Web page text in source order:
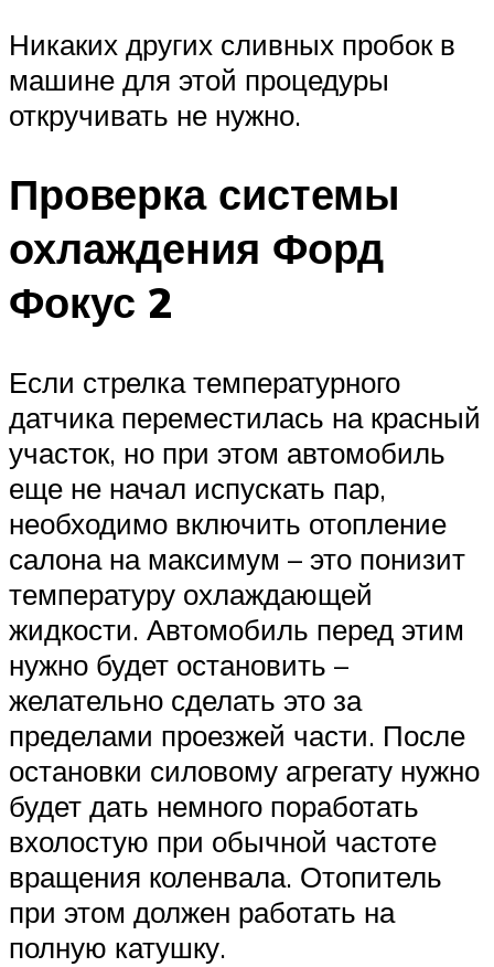
Никаких других сливных пробок в
машине для этой процедуры
откручивать не нужно.
Проверка системы
охлаждения Форд
Фокус 2
Если стрелка температурного
датчика переместилась на красный
участок, но при этом автомобиль
еще не начал испускать пар,
необходимо включить отопление
салона на максимум – это понизит
температуру охлаждающей
жидкости. Автомобиль перед этим
нужно будет остановить –
желательно сделать это за
пределами проезжей части. После
остановки силовому агрегату нужно
будет дать немного поработать
вхолостую при обычной частоте
вращения коленвала. Отопитель
при этом должен работать на
полную катушку.